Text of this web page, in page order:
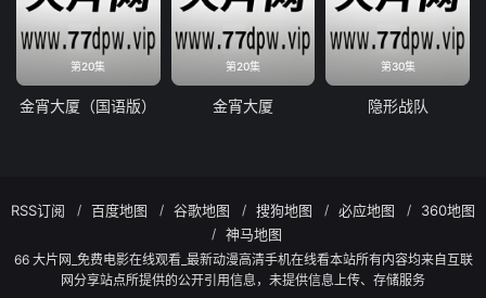
第20集
金宵大厦（国语版）
第20集
金宵大厦
第30集
隐形战队
RSS订阅 百度地图 谷歌地图 搜狗地图 必应地图
360地图
神马地图
66 大片网_免费电影在线观看_最新动漫高清手机在线看本站所有内容均来自互联
网分享站点所提供的公开引用信息，未提供信息上传、存储服务